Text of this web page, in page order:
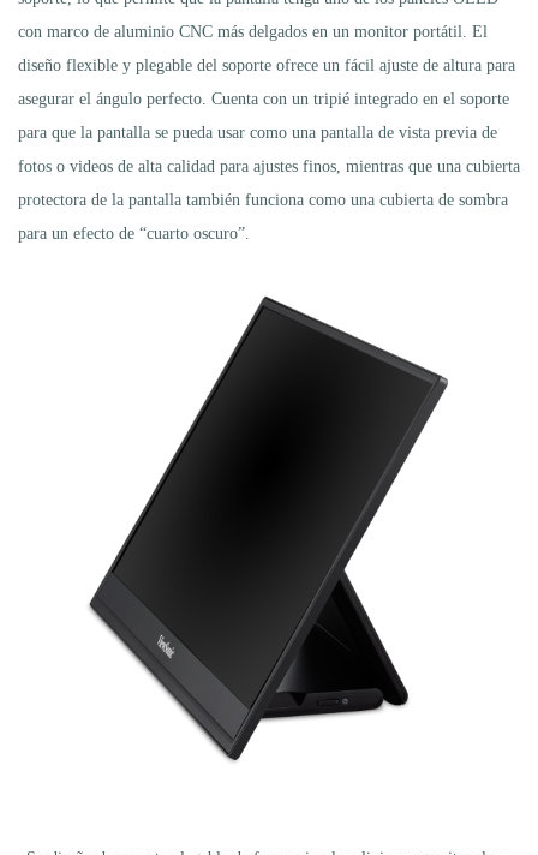
con marco de aluminio CNC más delgados en un monitor portátil. El
diseño flexible y plegable del soporte ofrece un fácil ajuste de altura para
asegurar el ángulo perfecto. Cuenta con un tripié integrado en el soporte
para que la pantalla se pueda usar como una pantalla de vista previa de
fotos o videos de alta calidad para ajustes finos, mientras que una cubierta
protectora de la pantalla también funciona como una cubierta de sombra
para un efecto de “cuarto oscuro”.